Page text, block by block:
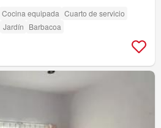
Cocina equipada Cuarto de servicio
Jardín Barbacoa